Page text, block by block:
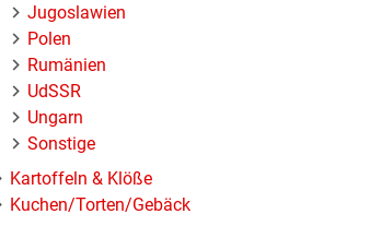
Jugoslawien
Polen
Rumänien
UdSSR
Ungarn
Sonstige
Kartoffeln & Klöße
Kuchen/Torten/Gebäck